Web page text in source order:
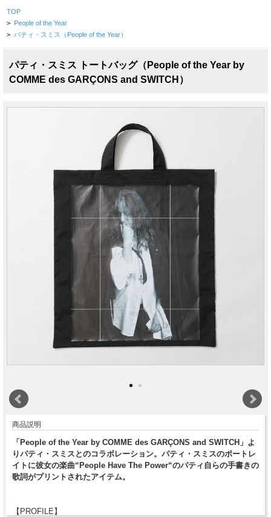
TOP
> People of the Year
> パティ・スミス（People of the Year）
パティ・スミス トートバッグ（People of the Year by
COMME des GARÇONS and SWITCH）
商品説明
「People of the Year by COMME des GARÇONS and SWITCH」よ
りパティ・スミスとのコラボレーション。パティ・スミスのポートレ
イトに彼女の楽曲“People Have The Power“のパティ自らの手書きの
歌詞がプリントされたアイテム。
【PROFILE】